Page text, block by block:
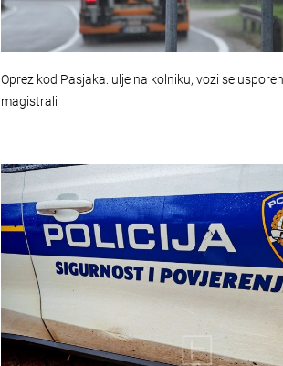
Oprez kod Pasjaka: ulje na kolniku, vozi se
magistrali